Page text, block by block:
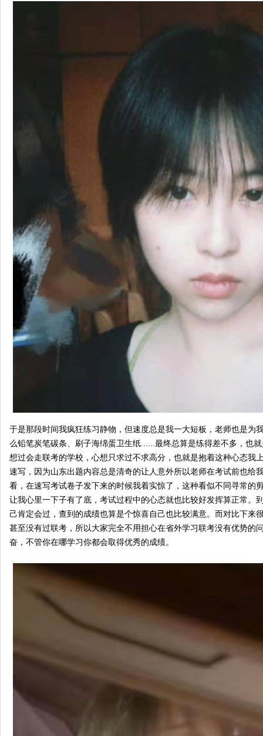
于是那段时间我疯狂练习静物，但速度总是我一大短板，老师也是为
么铅笔炭笔碳条、刷子海绵蛋卫生纸......最终总算是练得差不多，也
想过会走联考的学校，心想只求过不求高分，也就是抱着这种心态我
速写，因为山东出题内容总是清奇的让人意外所以老师在考试前也给
看，在速写考试卷子发下来的时候我着实惊了，这种看似不同寻常的
让我心里一下子有了底，考试过程中的心态就也比较好发挥算正常。
己肯定会过，查到的成绩也算是个惊喜自己也比较满意。而对比下来
甚至没有过联考，所以大家完全不用担心在省外学习联考没有优势的
奋，不管你在哪学习你都会取得优秀的成绩。